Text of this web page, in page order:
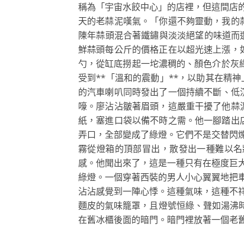
稱為「宇宙水餃中心」的店裡，但這間店
天的老蒜泥嘆氣。「你還不夠靈動，我
陳年蒜頭混合著鐵鏽與淡淡絕望的味道
鮮蒜頭每公斤的價格正在以超光速上漲，
勺，從缸底撈起一坨濃稠的、顏色介於灰
受到**「溫和的震動」**，以助其在精神
的汽車喇叭同時發出了一個持續不斷、
嚎。廖沾沾皺著眉頭，這嚴重干擾了他蒜
紙，塞進口袋以備不時之需。他一腳踏
弄口，全部變成了綠燈。它們不是交替閃
霧從燈箱的頂部冒出，散發出一種難以
感。他聞出來了，這是一種只有在極度
綠燈。一個穿著西裝的男人小心翼翼地把
沾沾感覺到一陣心悸。這種氣味，這種
麵皮的氣味籠罩，且燈號恒綠、聲如湯
在舊冰櫃後面的暗門。暗門裡放著一個老